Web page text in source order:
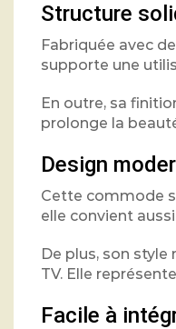
Structure
Fabriquée avec
supporte une
En outre, sa
prolonge la
Design
Cette commode
elle convient
De plus, son
TV. Elle
Facile à